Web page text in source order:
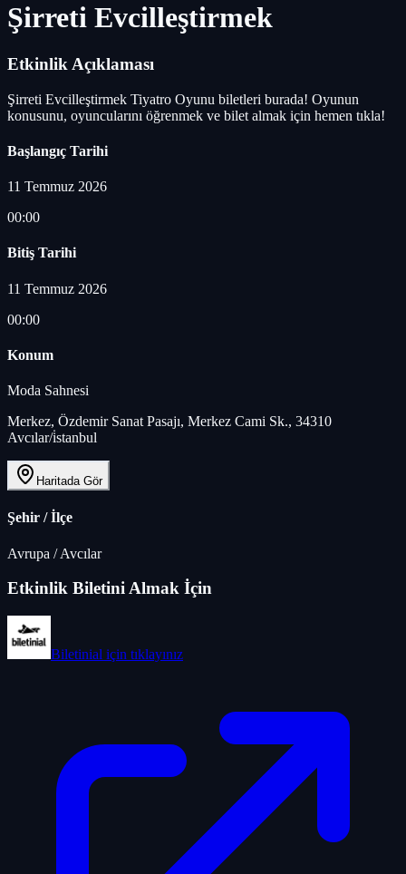
Şirreti Evcilleştirmek
Etkinlik Açıklaması
Şirreti Evcilleştirmek Tiyatro Oyunu biletleri burada! Oyunun
konusunu, oyuncularını öğrenmek ve bilet almak için hemen tıkla!
Başlangıç Tarihi
11 Temmuz 2026
00:00
Bitiş Tarihi
11 Temmuz 2026
00:00
Konum
Moda Sahnesi
Merkez, Özdemir Sanat Pasajı, Merkez Cami Sk., 34310
Avcılar/i̇stanbul
Haritada Gör
Şehir / İlçe
Avrupa /Avcılar
Etkinlik Biletini Almak İçin
Biletinial için tıklayınız